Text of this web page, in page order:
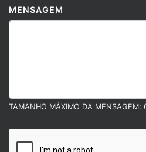
MENSAGEM
TAMANHO MÁXIMO DA MENSAGEM: